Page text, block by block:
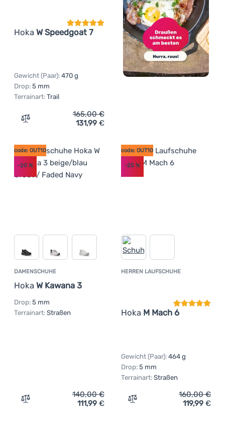
Hoka W Speedgoat 7
Gewicht (Paar): 470 g
Drop: 5 mm
Terrainart: Trail
Zum Vergleich 'Damen Laufschuhe Hoka W Speedgoat
165,00€
131,99 €
DAMENSCHUHE
Hoka W Kawana 3
code: OUT10
-20 %
Drop: 5 mm
Terrainart: Straßen
Zum Vergleich 'Damenschuhe Hoka W Kawana 3'
140,00€
111,99 €
HERREN LAUFSCHUHE
Hoka M Mach 6
code: OUT10
-25%
Gewicht (Paar): 464 g
Drop: 5 mm
Terrainart: Straßen
Zum Vergleich 'Herren
160,00€
119,99 €